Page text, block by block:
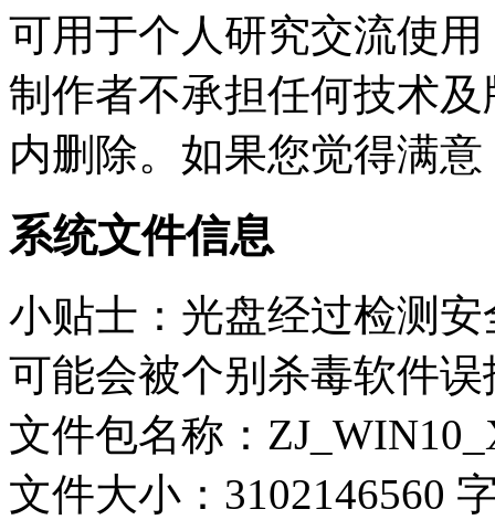
可用于个人研究交流使
制作者不承担任何技术
内删除。如果您觉得满
系统文件信息
小贴士：光盘经过检测
可能会被个别杀毒软件
文件包名称：
文件大小：3102146560